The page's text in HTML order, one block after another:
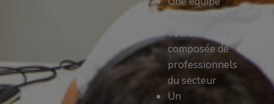
votre écoute
composée de
professionnels
du secteur
Un